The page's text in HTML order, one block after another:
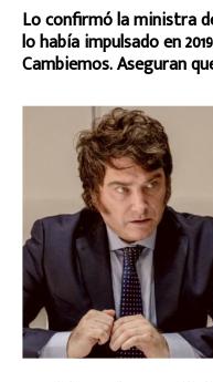
Lo confirmó la ministra
lo había impulsado en
Cambiemos. Aseguran